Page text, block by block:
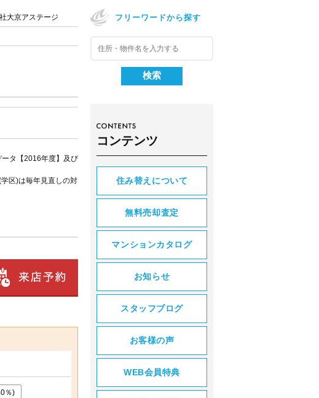
大京アステージ
タ【2016年度】及び
区)は毎年見直しの対
％)
フリーワードから探す
コンテンツ
住み替えについて
無料売却査定
マンションカタログ
お知らせ
スタッフブログ
お客様の声
WEB会員特典